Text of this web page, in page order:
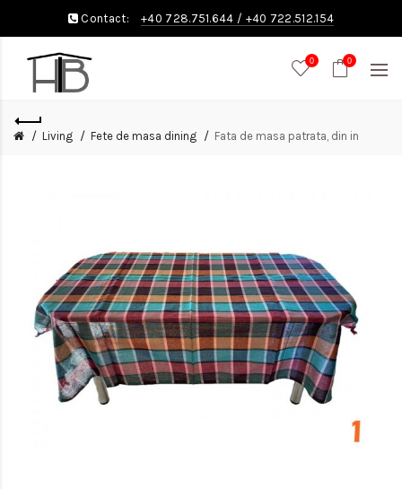
Contact: +40 728.751.644 / +40 722.512.154
0 0
Living Fete de masa dining Fata de masa patrata, din in